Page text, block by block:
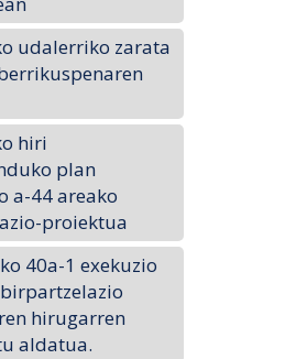
udalerriko zarata
hiri
plan
a-44 areako
proiektua
40a-1 exekuzio
hirugarren
aldatua.